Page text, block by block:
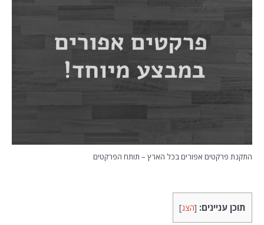
התקנת פרקטים אפורים בכל הארץ – תותח הפרקטים
תוכן עניינים: [הצג]